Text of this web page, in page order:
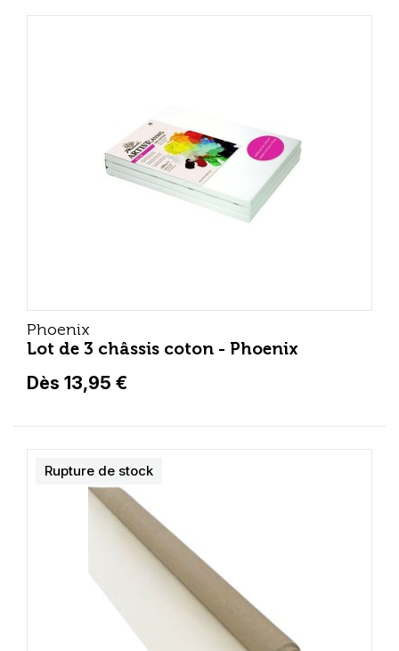
Phoenix
Lot de 3 châssis coton - Phoenix
Dès 13,95 €
Rupture de stock